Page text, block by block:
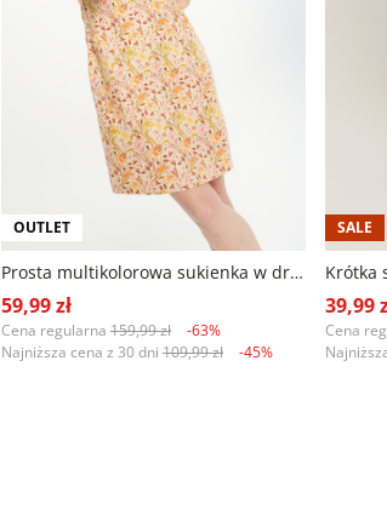
OUTLET
Prosta multikolorowa sukienka w drobne kwiaty
59,99 zł
Cena regularna 159,99 zł
-63%
Najniższa cena z 30 dni 109,99 zł -45%
SALE
39,99
Cena